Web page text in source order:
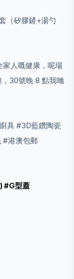
（矽膠鏟+湯勺
家人嘅健康，呢場
30號晚 8 點我哋
具 #3D藍鑽陶瓷
#港澳包郵
#G型蓋